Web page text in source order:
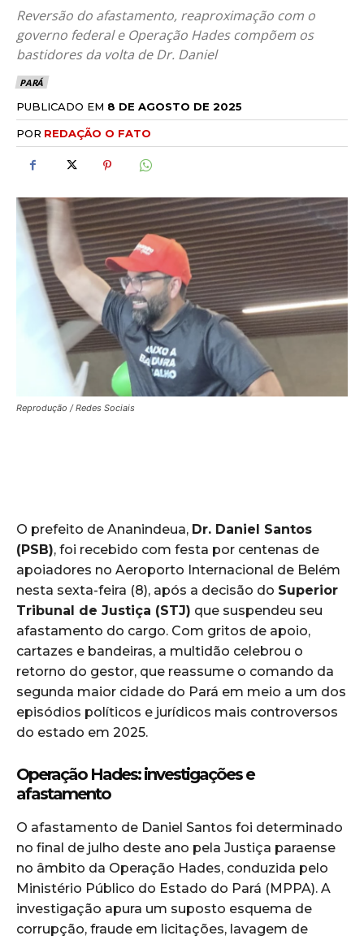
Reversão do afastamento, reaproximação com o
governo federal e Operação Hades compõem os
bastidores da volta de Dr. Daniel
PARÁ
PUBLICADO EM 8 DE AGOSTO DE 2025
POR REDAÇÃO O FATO
Reprodução / Redes Sociais
O prefeito de Ananindeua, Dr. Daniel Santos
(PSB), foi recebido com festa por centenas de
apoiadores no Aeroporto Internacional de Belém
nesta sexta-feira (8), após a decisão do Superior
Tribunal de Justiça (STJ) que suspendeu seu
afastamento do cargo. Com gritos de apoio,
cartazes e bandeiras, a multidão celebrou o
retorno do gestor, que reassume o comando da
segunda maior cidade do Pará em meio a um dos
episódios políticos e jurídicos mais controversos
do estado em 2025.
Operação Hades: investigações e
afastamento
O afastamento de Daniel Santos foi determinado
no final de julho deste ano pela Justiça paraense
no âmbito da Operação Hades, conduzida pelo
Ministério Público do Estado do Pará (MPPA). A
investigação apura um suposto esquema de
corrupção, fraude em licitações, lavagem de